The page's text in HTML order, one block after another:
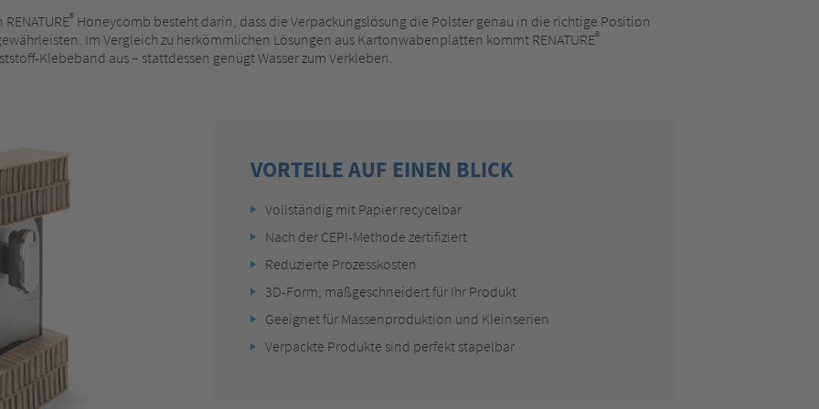
® Honeycomb besteht darin, dass die Verpackungslösung die Polster genau in die richtige Position
Im Vergleich zu herkömmlichen Lösungen aus Kartonwabenplatten kommt RENATURE®
Klebeband aus – stattdessen genügt Wasser zum Verkleben.
VORTEILE AUF EINEN BLICK
Vollständig mit Papier recycelbar
Nach der CEPI-Methode zertifiziert
Reduzierte Prozesskosten
3D-Form, maßgeschneidert für Ihr Produkt
Geeignet für Massenproduktion und Kleinserien
Verpackte Produkte sind perfekt stapelbar